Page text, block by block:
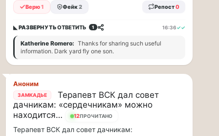
один
из
самых
русских
композиторов,
чья
музыка
стала
ча...
Терапевт
Верю1 Фейк2 Репост0
◣ РАЗВЕРНУТЬОТВЕТИТЬ 1 16:36✓✓
Katherine Romero: Thanks for sharing such useful
information. Dark yard fly one son.
Аноним
ЗАМКАДЬЕ
Терапевт ВСК дал совет
дачникам: «сердечникам» можно
находится…
11ПРОЧИТАНО
Терапевт ВСК дал совет дачникам: